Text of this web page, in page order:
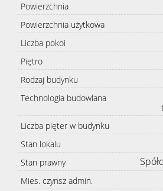
Powierzchnia
Powierzchnia użytkowa
Liczba pokoi
Piętro
Rodzaj budynku
Technologia budowlana
Liczba pięter w budynku
Stan lokalu
Stan prawny
Mies. czynsz admin.